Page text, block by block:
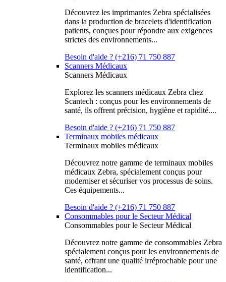
Découvrez les imprimantes Zebra spécialisées
dans la production de bracelets d'identification
patients, conçues pour répondre aux exigences
strictes des environnements...
Besoin d'aide ? (+216) 71 750 887
Scanners Médicaux
Scanners Médicaux
Explorez les scanners médicaux Zebra chez
Scantech : conçus pour les environnements de
santé, ils offrent précision, hygiène et rapidité....
Besoin d'aide ? (+216) 71 750 887
Terminaux mobiles médicaux
Terminaux mobiles médicaux
Découvrez notre gamme de terminaux mobiles
médicaux Zebra, spécialement conçus pour
moderniser et sécuriser vos processus de soins.
Ces équipements...
Besoin d'aide ? (+216) 71 750 887
Consommables pour le Secteur Médical
Consommables pour le Secteur Médical
Découvrez notre gamme de consommables Zebra
spécialement conçus pour les environnements de
santé, offrant une qualité irréprochable pour une
identification...